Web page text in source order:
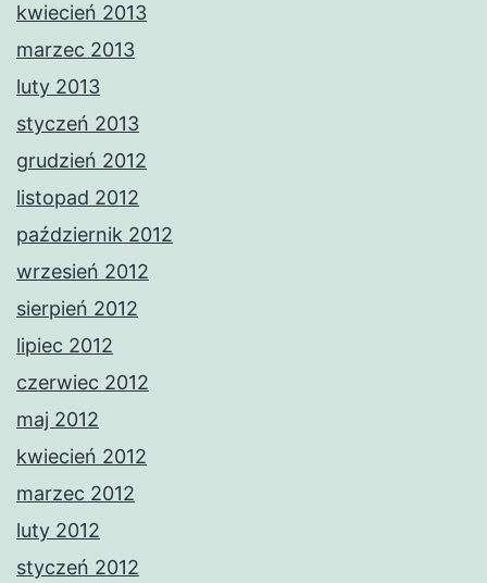
kwiecień 2013
marzec 2013
luty 2013
styczeń 2013
grudzień 2012
listopad 2012
październik 2012
wrzesień 2012
sierpień 2012
lipiec 2012
czerwiec 2012
maj 2012
kwiecień 2012
marzec 2012
luty 2012
styczeń 2012